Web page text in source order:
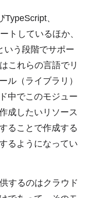
、
トしているほか、
いう段階でサポー
これらの言語でリ
ル（ライブラリ）
中でこのモジュー
成したいリソース
ることで作成する
るようになってい
するのはクラウド